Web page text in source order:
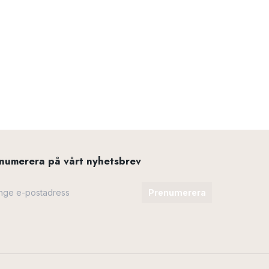
på vårt nyhetsbrev
Prenumerera